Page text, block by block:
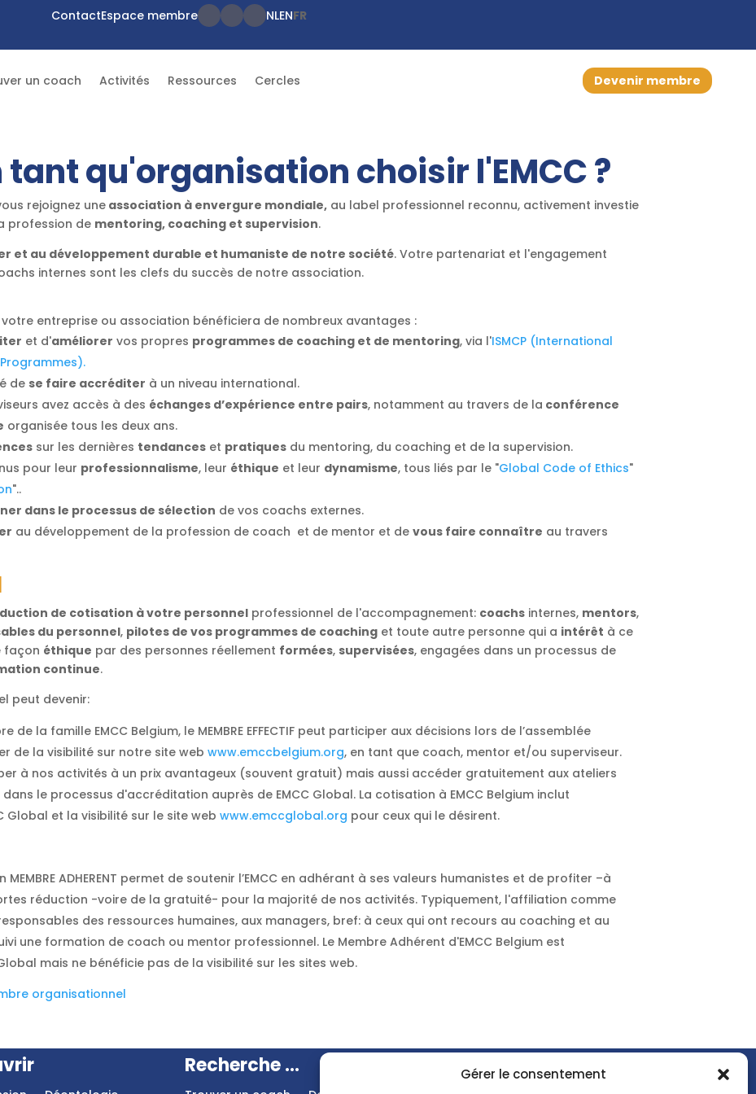
Gérer le consentement
ContactEspace membre NLENFR
un coach Activités Ressources Cercles Devenir membre
tant qu'organisation choisir l'EMCC ?
rejoignez une association à envergure mondiale, au label professionnel reconnu, activement investie
profession de mentoring, coaching et supervision.
et au développement durable et humaniste de notre société. Votre partenariat et l'engagement
internes sont les clefs du succès de notre association.
entreprise ou association bénéficiera de nombreux avantages :
et d'améliorer vos propres programmes de coaching et de mentoring, via l'ISMCP (International
de se faire accréditer à un niveau international.
avez accès à des échanges d’expérience entre pairs, notamment au travers de la conférence
organisée tous les deux ans.
sur les dernières tendances et pratiques du mentoring, du coaching et de la supervision.
pour leur professionnalisme, leur éthique et leur dynamisme, tous liés par le "Global Code of Ethics"
"..
dans le processus de sélection de vos coachs externes.
au développement de la profession de coach et de mentor et devous faire connaître au travers
de cotisation à votre personnel professionnel de l'accompagnement: coachs internes, mentors,
du personnel, pilotes de vos programmes de coaching et toute autre personne qui a intérêt à ce
façon éthique par des personnes réellement formées, supervisées, engagées dans un processus de
continue.
peut devenir:
de la famille EMCC Belgium, le MEMBRE EFFECTIF peut participer aux décisions lors de l’assemblée
de la visibilité sur notre site webwww.emccbelgium.org, en tant que coach, mentor et/ou superviseur.
à nos activités à un prix avantageux (souvent gratuit) mais aussi accéder gratuitement aux ateliers
le processus d'accréditation auprès de EMCC Global. La cotisation à EMCC Belgium inclut
Global et la visibilité sur le site webwww.emccglobal.org pour ceux qui le désirent.
MEMBRE ADHERENT permet de soutenir l’EMCC en adhérant à ses valeurs humanistes et de profiter –à
réduction -voire de la gratuité- pour la majorité de nos activités. Typiquement, l'affiliation comme
des ressources humaines, aux managers, bref: à ceux qui ont recours au coaching et au
une formation de coach ou mentor professionnel. Le Membre Adhérent d'EMCC Belgium est
mais ne bénéficie pas de la visibilité sur les sites web.
organisationnel
Recherche ... Belgium
Hive5